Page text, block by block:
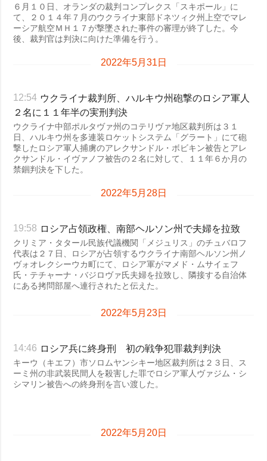
６月１０日、オランダの裁判コンプレクス「スキポール」に
て、２０１４年７月のウクライナ東部ドネツィク州上空でマレ
ーシア航空ＭＨ１７が撃墜された事件の審理が終了した。今
後、裁判官は判決に向けた準備を行う。
2022年5月31日
12:54 ウクライナ裁判所、ハルキウ州砲撃のロシア軍人
２名に１１年半の実刑判決
ウクライナ中部ポルタヴァ州のコテリヴァ地区裁判所は３１
日、ハルキウ州を多連装ロケットシステム「グラート」にて砲
撃したロシア軍人捕虜のアレクサンドル・ボビキン被告とアレ
クサンドル・イヴァノフ被告の２名に対して、１１年６か月の
禁錮判決を下した。
2022年5月28日
19:58 ロシア占領政権、南部ヘルソン州で夫婦を拉致
クリミア・タタール民族代議機関「メジュリス」のチュバロフ
代表は２７日、ロシアが占領するウクライナ南部ヘルソン州ノ
ヴォオレクシーウカ町にて、ロシア軍がマメド・ムサイェフ
氏・テチャーナ・バジロヴァ氏夫婦を拉致し、隣接する自治体
にある拷問部屋へ連行されたと伝えた。
2022年5月23日
14:46 ロシア兵に終身刑 初の戦争犯罪裁判判決
キーウ（キエフ）市ソロムヤンシキー地区裁判所は２３日、ス
ーミ州の非武装民間人を殺害した罪でロシア軍人ヴァジム・シ
シマリン被告への終身刑を言い渡した。
2022年5月20日